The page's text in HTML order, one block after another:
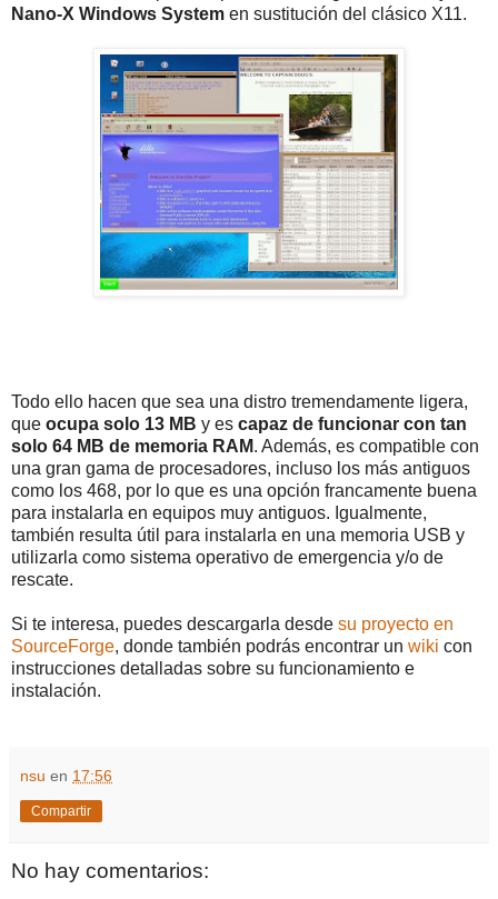
Nano-X Windows System en sustitución del clásico X11.
Todo ello hacen que sea una distro tremendamente ligera,
que ocupa solo 13 MB y es capaz de funcionar con tan
solo 64 MB de memoria RAM. Además, es compatible con
una gran gama de procesadores, incluso los más antiguos
como los 468, por lo que es una opción francamente buena
para instalarla en equipos muy antiguos. Igualmente,
también resulta útil para instalarla en una memoria USB y
utilizarla como sistema operativo de emergencia y/o de
rescate.
Si te interesa, puedes descargarla desde su proyecto en
SourceForge, donde también podrás encontrar un wiki con
instrucciones detalladas sobre su funcionamiento e
instalación.
nsu en 17:56
Compartir
No hay comentarios: